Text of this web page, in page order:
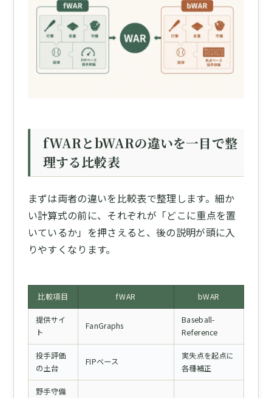
fWARとbWARの違いを一目で整
理する比較表
まずは両者の違いを比較表で整理します。細か
い計算式の前に、それぞれが「どこに重点を置
いているか」を押さえると、後の説明が頭に入
りやすくなります。
比較項目 fWAR bWAR
提供サイ
ト
FanGraphs
Baseball-
Reference
投手評価
の土台
FIPベース
実失点を起点に
各種補正
野手守備